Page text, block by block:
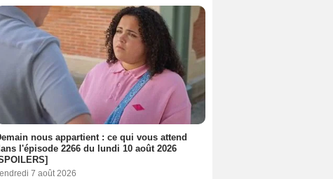
nous appartient : ce qui vous attend
l'épisode 2266 du lundi 10 août 2026
7 août 2026